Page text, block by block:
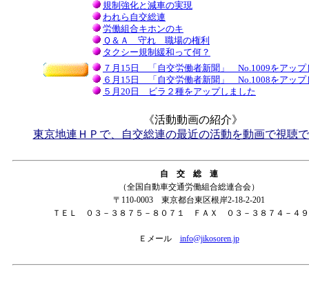
規制強化と減車の実現
われら自交総連
労働組合キホンのキ
Ｑ＆Ａ 守れ 職場の権利
タクシー規制緩和って何？
７月15日 「自交労働者新聞」 No.1009をアップ
６月15日 「自交労働者新聞」 No.1008をアップ
５月20日 ビラ２種をアップしました
《活動動画の紹介》
東京地連ＨＰで、自交総連の最近の活動を動画で視聴
自 交 総 連
（全国自動車交通労働組合総連合会）
〒110-0003 東京都台東区根岸2-18-2-201
ＴＥＬ ０３－３８７５－８０７１ ＦＡＸ ０３－３８７４－４
Ｅメール info@jikosoren.jp